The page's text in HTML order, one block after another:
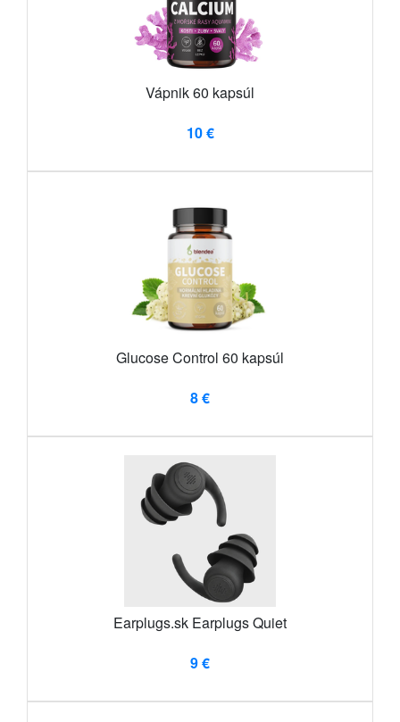
Vápnik 60 kapsúl
10 €
Glucose Control 60 kapsúl
8 €
Earplugs.sk Earplugs Quiet
9 €